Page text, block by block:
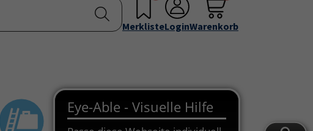
Submenu for "Programm"Submenu for "Außenstellen"
Service & Info Submenu for "Service & Info"
Über uns
MerklisteLoginWarenkorb